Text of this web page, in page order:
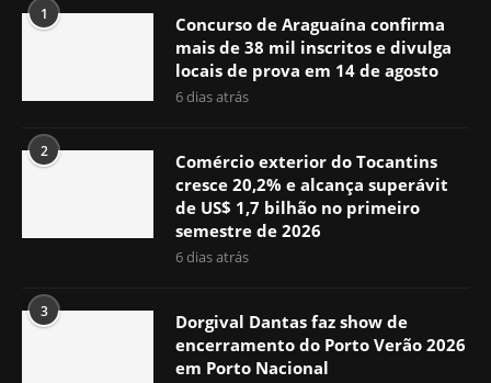
1
Concurso de Araguaína confirma
mais de 38 mil inscritos e divulga
locais de prova em 14 de agosto
6 dias atrás
2
Comércio exterior do Tocantins
cresce 20,2% e alcança superávit
de US$ 1,7 bilhão no primeiro
semestre de 2026
6 dias atrás
3
Dorgival Dantas faz show de
encerramento do Porto Verão 2026
em Porto Nacional